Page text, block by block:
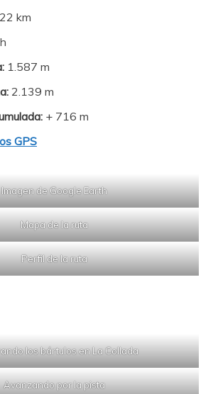
km
1.587 m
2.139 m
+ 716 m
GPS
Imagen de Google Earth
Mapa de la ruta
Perfil de la ruta
los bártulos en La Collada
Avanzando por la pista